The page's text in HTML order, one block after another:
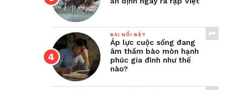
BÀI NỔI BẬT
Áp lực cuộc sống đang
âm thầm bào mòn hạnh
phúc gia đình như thế
nào?